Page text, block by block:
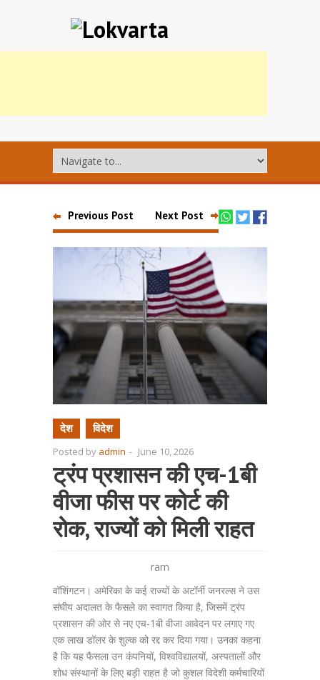
Previous Post Next Post
देश विदेश
Posted by admin - June 10, 2026
ट्रंप प्रशासन की एच-1बी
वीजा फीस पर कोर्ट की
रोक, राज्यों को मिली राहत
ram
वॉशिंगटन। अमेरिका के कई राज्यों के अटॉर्नी जनरल्स ने उस
संघीय अदालत के फैसले का स्वागत किया है, जिसमें ट्रंप
प्रशासन की ओर से नए एच-1बी वीजा आवेदन पर लगाए गए
एक लाख डॉलर के शुल्क को रद्द कर दिया गया। उनका कहना
है कि यह फैसला उन कंपनियों, विश्वविद्यालयों, अस्पतालों और
शोध संस्थानों के लिए बड़ी राहत है जो कुशल विदेशी कर्मचारियों